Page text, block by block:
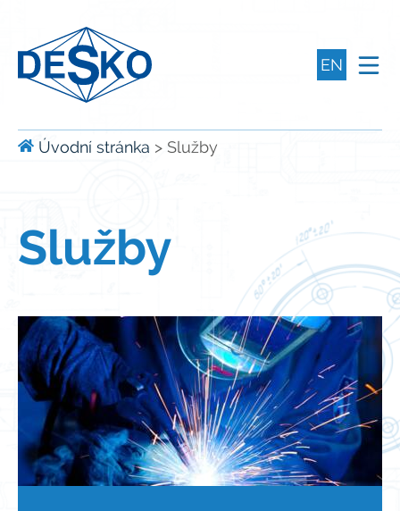
EN
Úvodní stránka > Služby
Služby